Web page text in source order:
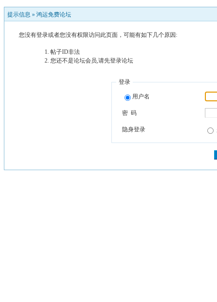
提示信息 » 鸿运免费论坛
您没有登录或者您没有权限访问此页面，可能有如下几个原因:
帖子ID非法
您还不是论坛会员,请先登录论坛
登录
用户名
密 码
隐身登录